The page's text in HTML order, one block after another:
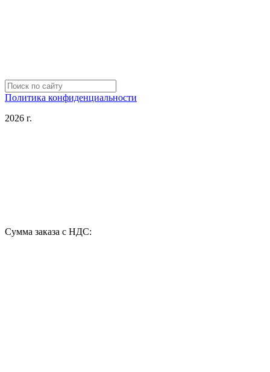
Политика конфиденциальности
2026 г.
Сумма заказа с НДС: